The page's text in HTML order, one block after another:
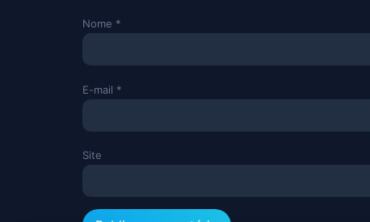
Nome *
E-mail *
Site